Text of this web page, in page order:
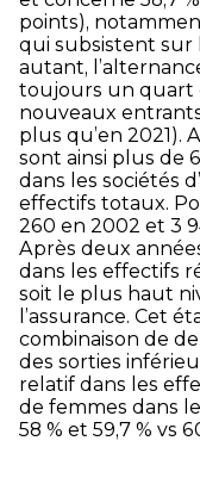
points),
qui subsistent sur
autant,
toujours un quart
nouveaux
plus qu’en 2021).
sont ainsi plus de
dans les sociétés
effectifs totaux.
260 en 2002 et 3
Après deux
dans les effectifs
soit le plus haut
l’assurance. Cet
combinaison de
des sorties
relatif dans les
de femmes dans
58 % et 59,7 % vs